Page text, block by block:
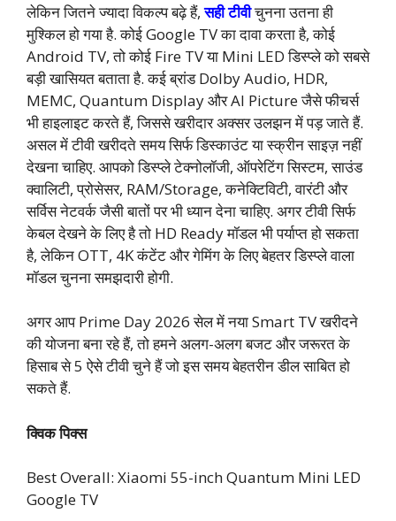
लेकिन जितने ज्यादा विकल्प बढ़े हैं,सही टीवीचुनना उतना ही
मुश्किल हो गया है. कोई Google TV का दावा करता है, कोई
Android TV, तो कोई Fire TV या Mini LED डिस्प्ले को सबसे
बड़ी खासियत बताता है. कई ब्रांड Dolby Audio, HDR,
MEMC, Quantum Display और AI Picture जैसे फीचर्स
भी हाइलाइट करते हैं, जिससे खरीदार अक्सर उलझन में पड़ जाते हैं.
असल में टीवी खरीदते समय सिर्फ डिस्काउंट या स्क्रीन साइज़ नहीं
देखना चाहिए. आपको डिस्प्ले टेक्नोलॉजी, ऑपरेटिंग सिस्टम, साउंड
क्वालिटी, प्रोसेसर, RAM/Storage, कनेक्टिविटी, वारंटी और
सर्विस नेटवर्क जैसी बातों पर भी ध्यान देना चाहिए. अगर टीवी सिर्फ
केबल देखने के लिए है तो HD Ready मॉडल भी पर्याप्त हो सकता
है, लेकिन OTT, 4K कंटेंट और गेमिंग के लिए बेहतर डिस्प्ले वाला
मॉडल चुनना समझदारी होगी.
अगर आप Prime Day 2026 सेल में नया Smart TV खरीदने
की योजना बना रहे हैं, तो हमने अलग-अलग बजट और जरूरत के
हिसाब से 5 ऐसे टीवी चुने हैं जो इस समय बेहतरीन डील साबित हो
सकते हैं.
क्विक पिक्स
Best Overall: Xiaomi 55-inch Quantum Mini LED
Google TV